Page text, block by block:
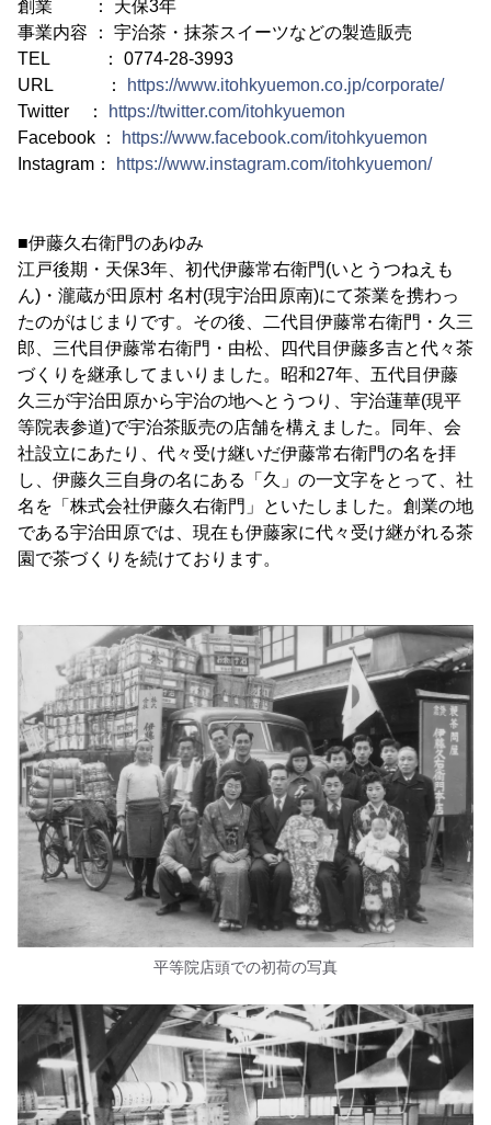
創業 ： 天保3年
事業内容 ： 宇治茶・抹茶スイーツなどの製造販売
TEL ： 0774-28-3993
URL ：
https://www.itohkyuemon.co.jp/corporate/
Twitter ：
https://twitter.com/itohkyuemon
Facebook ：
https://www.facebook.com/itohkyuemon
Instagram：
https://www.instagram.com/itohkyuemon/
■伊藤久右衛門のあゆみ
江戸後期・天保3年、初代伊藤常右衛門(いとうつねえも
ん)・瀧蔵が田原村 名村(現宇治田原南)にて茶業を携わっ
たのがはじまりです。その後、二代目伊藤常右衛門・久三
郎、三代目伊藤常右衛門・由松、四代目伊藤多吉と代々茶
づくりを継承してまいりました。昭和27年、五代目伊藤
久三が宇治田原から宇治の地へとうつり、宇治蓮華(現平
等院表参道)で宇治茶販売の店舗を構えました。同年、会
社設立にあたり、代々受け継いだ伊藤常右衛門の名を拝
し、伊藤久三自身の名にある「久」の一文字をとって、社
名を「株式会社伊藤久右衛門」といたしました。創業の地
である宇治田原では、現在も伊藤家に代々受け継がれる茶
園で茶づくりを続けております。
平等院店頭での初荷の写真